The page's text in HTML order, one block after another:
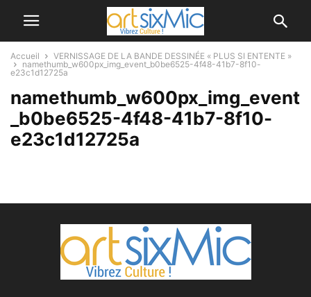
Accueil
VERNISSAGE DE LA BANDE DESSINÉE « PLUS SI ENTENTE »
namethumb_w600px_img_event_b0be6525-4f48-41b7-8f10-
e23c1d12725a
namethumb_w600px_img_event
_b0be6525-4f48-41b7-8f10-
e23c1d12725a